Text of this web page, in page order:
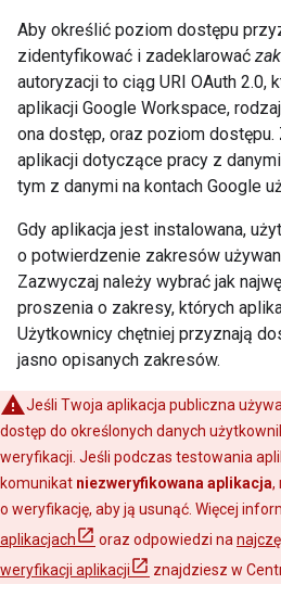
Aby określić poziom dostępu
zidentyfikować i zadeklarować
autoryzacji to ciąg URI OAuth 2.0,
aplikacji Google Workspace,
ona dostęp, oraz poziom
aplikacji dotyczące pracy z
tym z danymi na kontach Google
Gdy aplikacja jest instalowana,
o potwierdzenie zakresów
Zazwyczaj należy wybrać jak
proszenia o zakresy, których
Użytkownicy chętniej przyznają
jasno opisanych zakresów.
Jeśli Twoja aplikacja publiczna
dostęp do określonych danych
weryfikacji. Jeśli podczas testowania
komunikat niezweryfikowana aplikacja,
o weryfikację, aby ją usunąć. Więcej
aplikacjach
oraz odpowiedzi na
weryfikacji aplikacji
znajdziesz w